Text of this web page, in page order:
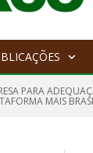
PARA
MAIS